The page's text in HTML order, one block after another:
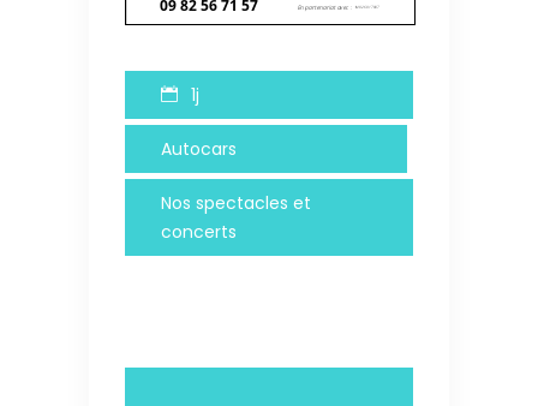
1j
Autocars
Nos spectacles et
concerts